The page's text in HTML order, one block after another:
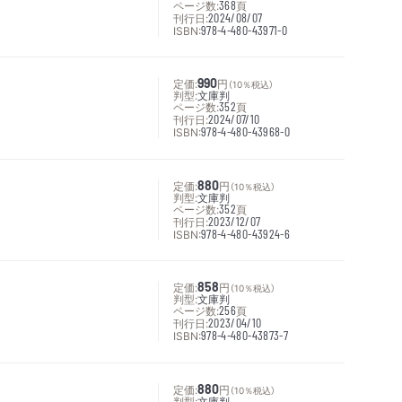
ページ数:368頁
刊行日:2024/08/07
ISBN:978-4-480-43971-0
定価:990円 （10％税込）
判型:文庫判
ページ数:352頁
刊行日:2024/07/10
ISBN:978-4-480-43968-0
定価:880円 （10％税込）
判型:文庫判
ページ数:352頁
刊行日:2023/12/07
ISBN:978-4-480-43924-6
定価:858円 （10％税込）
判型:文庫判
ページ数:256頁
刊行日:2023/04/10
ISBN:978-4-480-43873-7
定価:880円 （10％税込）